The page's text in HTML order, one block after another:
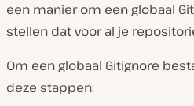
een manier om een globaal
stellen dat voor al je
Om een globaal Gitignore
deze stappen: